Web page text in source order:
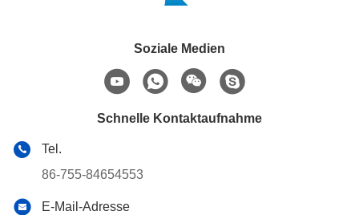
Soziale Medien
Schnelle Kontaktaufnahme
Tel.
86-755-84654553
E-Mail-Adresse